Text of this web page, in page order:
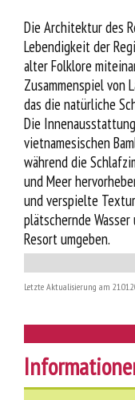
Die Architektur des
Lebendigkeit der
alter Folklore
Zusammenspiel von
das die natürliche
Die
vietnamesischen
während die
und Meer
und verspielte
plätschernde
Resort umgeben.
Letzte Aktualisierung am